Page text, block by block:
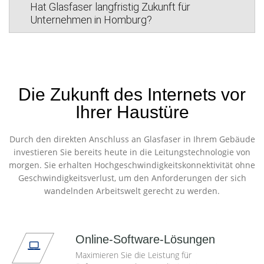
Hat Glasfaser langfristig Zukunft für
Unternehmen in Homburg?
Die Zukunft des Internets vor
Ihrer Haustüre
Durch den direkten Anschluss an Glasfaser in Ihrem Gebäude
investieren Sie bereits heute in die Leitungstechnologie von
morgen. Sie erhalten Hochgeschwindigkeitskonnektivität ohne
Geschwindigkeitsverlust, um den Anforderungen der sich
wandelnden Arbeitswelt gerecht zu werden.
Online-Software-Lösungen
Maximieren Sie die Leistung für